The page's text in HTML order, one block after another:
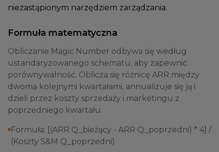
niezastąpionym narzędziem zarządzania.
Formuła matematyczna
Obliczanie Magic Number odbywa się według
ustandaryzowanego schematu, aby zapewnić
porównywalność. Oblicza się różnicę ARR między
dwoma kolejnymi kwartałami, annualizuje się ją i
dzieli przez koszty sprzedaży i marketingu z
poprzedniego kwartału.
Formuła: [(ARR Q_bieżący - ARR Q_poprzedni) * 4] /
(Koszty S&M Q_poprzedni)